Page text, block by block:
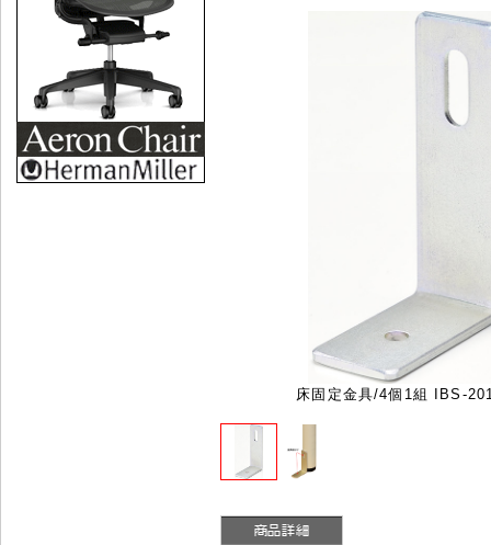
床固定金具/4個1組 IBS-